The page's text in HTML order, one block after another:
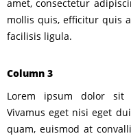
amet, consectetur
mollis quis, efficitur quis
facilisis ligula.
Column 3
Lorem ipsum dolor sit
Vivamus eget nisi eget
quam, euismod at